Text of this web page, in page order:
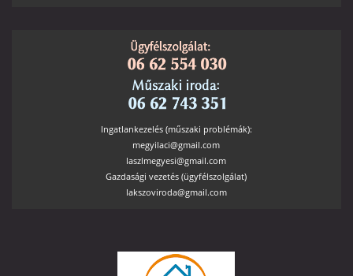
Ingatlankezelés (műszaki problémák):
megyilaci@gmail.com
laszlmegyesi@gmail.com
Gazdasági vezetés (ügyfélszolgálat)
lakszoviroda@gmail.com